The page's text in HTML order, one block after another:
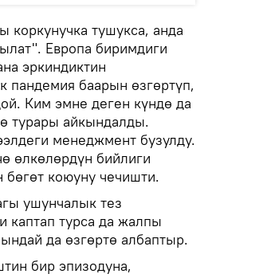
тушукса, анда
Европа биримдиги
эркиндиктин
пандемия баарын өзгөртүп,
Ким эмне деген күндө да
турары айкындалды.
менеджмент бузулду.
өлкөлөрдүн бийлиги
коюуну чечишти.
ушунчалык тез
турса да жалпы
да өзгөртө албаптыр.
бир эпизодуна,